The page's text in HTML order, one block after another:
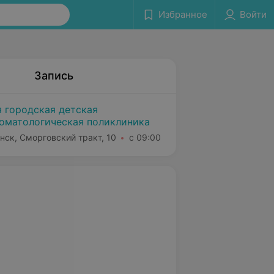
Избранное Войти
Запись
городская детская
поликлиника
Сморговский тракт, 10 с 09:00